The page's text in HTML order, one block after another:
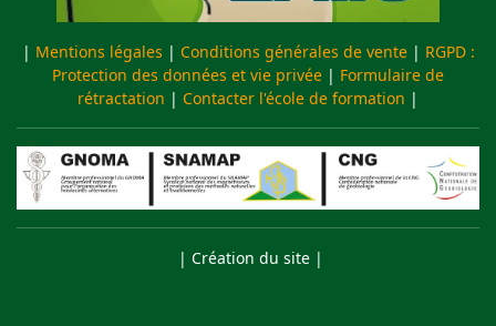
| Mentions légales | Conditions générales de vente| RGPD :
Protection des données et vie privée | Formulaire de
rétractation | Contacter l'école de formation |
| Création du site |